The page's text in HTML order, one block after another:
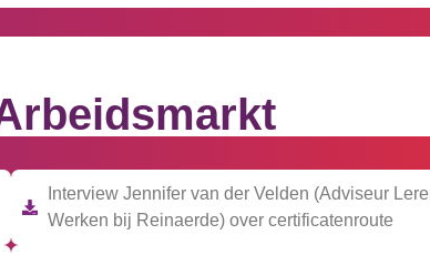
Interview Jennifer van der Velden (Adviseur
Werken bij Reinaerde) over certificatenroute